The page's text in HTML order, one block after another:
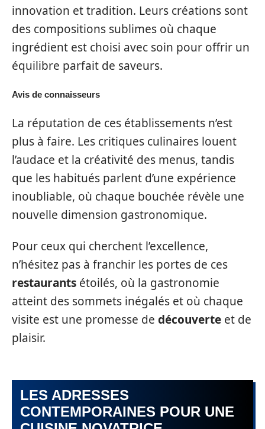
innovation et tradition. Leurs créations sont
des compositions sublimes où chaque
ingrédient est choisi avec soin pour offrir un
équilibre parfait de saveurs.
Avis de connaisseurs
La réputation de ces établissements n’est
plus à faire. Les critiques culinaires louent
l’audace et la créativité des menus, tandis
que les habitués parlent d’une expérience
inoubliable, où chaque bouchée révèle une
nouvelle dimension gastronomique.
Pour ceux qui cherchent l’excellence,
n’hésitez pas à franchir les portes de ces
restaurants étoilés, où la gastronomie
atteint des sommets inégalés et où chaque
visite est une promesse de découverte et de
plaisir.
LES ADRESSES
CONTEMPORAINES POUR UNE